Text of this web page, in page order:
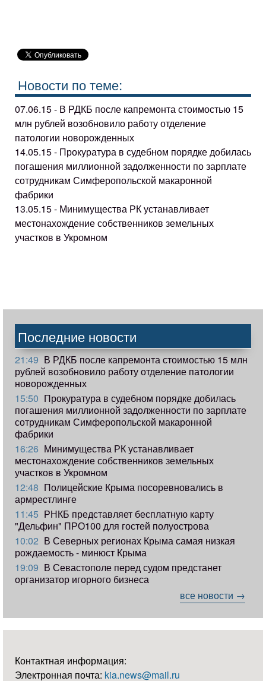
Новости по теме:
07.06.15 - В РДКБ после капремонта стоимостью 15
млн рублей возобновило работу отделение
патологии новорожденных
14.05.15 - Прокуратура в судебном порядке добилась
погашения миллионной задолженности по зарплате
сотрудникам Симферопольской макаронной
фабрики
13.05.15 - Минимущества РК устанавливает
местонахождение собственников земельных
участков в Укромном
Последние новости
21:49 В РДКБ после капремонта стоимостью 15 млн
рублей возобновило работу отделение патологии
новорожденных
15:50 Прокуратура в судебном порядке добилась
погашения миллионной задолженности по зарплате
сотрудникам Симферопольской макаронной
фабрики
16:26 Минимущества РК устанавливает
местонахождение собственников земельных
участков в Укромном
12:48 Полицейские Крыма посоревновались в
армрестлинге
11:45 РНКБ представляет бесплатную карту
"Дельфин" ПРО100 для гостей полуострова
10:02 В Северных регионах Крыма самая низкая
рождаемость - минюст Крыма
19:09 В Севастополе перед судом предстанет
организатор игорного бизнеса
все новости →
Контактная информация:
Электронная почта: kia.news@mail.ru